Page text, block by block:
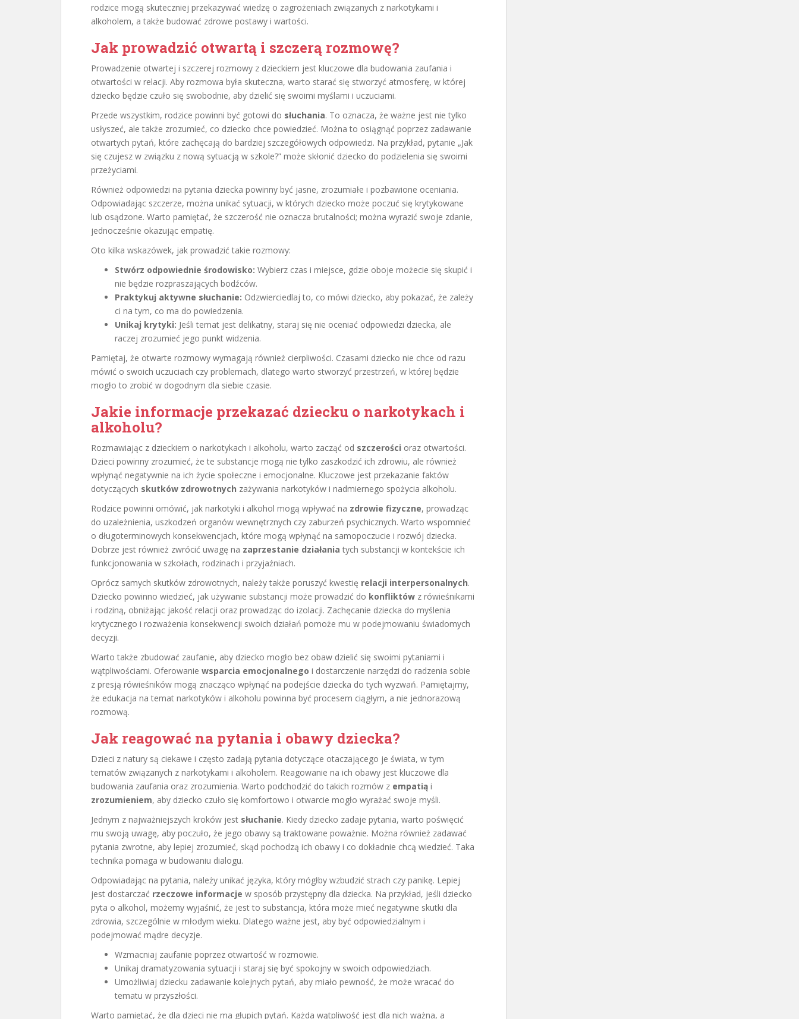
rodzice mogą skuteczniej przekazywać wiedzę o zagrożeniach związanych z narkotykami i
alkoholem, a także budować zdrowe postawy i wartości.
Jak prowadzić otwartą i szczerą rozmowę?
Prowadzenie otwartej i szczerej rozmowy z dzieckiem jest kluczowe dla budowania zaufania i
otwartości w relacji. Aby rozmowa była skuteczna, warto starać się stworzyć atmosferę, w której
dziecko będzie czuło się swobodnie, aby dzielić się swoimi myślami i uczuciami.
Przede wszystkim, rodzice powinni być gotowi do słuchania. To oznacza, że ważne jest nie tylko
usłyszeć, ale także zrozumieć, co dziecko chce powiedzieć. Można to osiągnąć poprzez zadawanie
otwartych pytań, które zachęcają do bardziej szczegółowych odpowiedzi. Na przykład, pytanie „Jak
się czujesz w związku z nową sytuacją w szkole?” może skłonić dziecko do podzielenia się swoimi
przeżyciami.
Również odpowiedzi na pytania dziecka powinny być jasne, zrozumiałe i pozbawione oceniania.
Odpowiadając szczerze, można unikać sytuacji, w których dziecko może poczuć się krytykowane
lub osądzone. Warto pamiętać, że szczerość nie oznacza brutalności; można wyrazić swoje zdanie,
jednocześnie okazując empatię.
Oto kilka wskazówek, jak prowadzić takie rozmowy:
Stwórz odpowiednie środowisko: Wybierz czas i miejsce, gdzie oboje możecie się skupić i
nie będzie rozpraszających bodźców.
Praktykuj aktywne słuchanie: Odzwierciedlaj to, co mówi dziecko, aby pokazać, że zależy
ci na tym, co ma do powiedzenia.
Unikaj krytyki: Jeśli temat jest delikatny, staraj się nie oceniać odpowiedzi dziecka, ale
raczej zrozumieć jego punkt widzenia.
Pamiętaj, że otwarte rozmowy wymagają również cierpliwości. Czasami dziecko nie chce od razu
mówić o swoich uczuciach czy problemach, dlatego warto stworzyć przestrzeń, w której będzie
mogło to zrobić w dogodnym dla siebie czasie.
Jakie informacje przekazać dziecku o narkotykach i
alkoholu?
Rozmawiając z dzieckiem o narkotykach i alkoholu, warto zacząć od szczerości oraz otwartości.
Dzieci powinny zrozumieć, że te substancje mogą nie tylko zaszkodzić ich zdrowiu, ale również
wpłynąć negatywnie na ich życie społeczne i emocjonalne. Kluczowe jest przekazanie faktów
dotyczących skutków zdrowotnych zażywania narkotyków i nadmiernego spożycia alkoholu.
Rodzice powinni omówić, jak narkotyki i alkohol mogą wpływać na zdrowie fizyczne, prowadząc
do uzależnienia, uszkodzeń organów wewnętrznych czy zaburzeń psychicznych. Warto wspomnieć
o długoterminowych konsekwencjach, które mogą wpłynąć na samopoczucie i rozwój dziecka.
Dobrze jest również zwrócić uwagę na zaprzestanie działania tych substancji w kontekście ich
funkcjonowania w szkołach, rodzinach i przyjaźniach.
Oprócz samych skutków zdrowotnych, należy także poruszyć kwestię relacji interpersonalnych.
Dziecko powinno wiedzieć, jak używanie substancji może prowadzić do konfliktów z rówieśnikami
i rodziną, obniżając jakość relacji oraz prowadząc do izolacji. Zachęcanie dziecka do myślenia
krytycznego i rozważenia konsekwencji swoich działań pomoże mu w podejmowaniu świadomych
decyzji.
Warto także zbudować zaufanie, aby dziecko mogło bez obaw dzielić się swoimi pytaniami i
wątpliwościami. Oferowanie wsparcia emocjonalnego i dostarczenie narzędzi do radzenia sobie
z presją rówieśników mogą znacząco wpłynąć na podejście dziecka do tych wyzwań. Pamiętajmy,
że edukacja na temat narkotyków i alkoholu powinna być procesem ciągłym, a nie jednorazową
rozmową.
Jak reagować na pytania i obawy dziecka?
Dzieci z natury są ciekawe i często zadają pytania dotyczące otaczającego je świata, w tym
tematów związanych z narkotykami i alkoholem. Reagowanie na ich obawy jest kluczowe dla
budowania zaufania oraz zrozumienia. Warto podchodzić do takich rozmów z empatią i
zrozumieniem, aby dziecko czuło się komfortowo i otwarcie mogło wyrażać swoje myśli.
Jednym z najważniejszych kroków jest słuchanie. Kiedy dziecko zadaje pytania, warto poświęcić
mu swoją uwagę, aby poczuło, że jego obawy są traktowane poważnie. Można również zadawać
pytania zwrotne, aby lepiej zrozumieć, skąd pochodzą ich obawy i co dokładnie chcą wiedzieć. Taka
technika pomaga w budowaniu dialogu.
Odpowiadając na pytania, należy unikać języka, który mógłby wzbudzić strach czy panikę. Lepiej
jest dostarczać rzeczowe informacje w sposób przystępny dla dziecka. Na przykład, jeśli dziecko
pyta o alkohol, możemy wyjaśnić, że jest to substancja, która może mieć negatywne skutki dla
zdrowia, szczególnie w młodym wieku. Dlatego ważne jest, aby być odpowiedzialnym i
podejmować mądre decyzje.
Wzmacniaj zaufanie poprzez otwartość w rozmowie.
Unikaj dramatyzowania sytuacji i staraj się być spokojny w swoich odpowiedziach.
Umożliwiaj dziecku zadawanie kolejnych pytań, aby miało pewność, że może wracać do
tematu w przyszłości.
Warto pamiętać, że dla dzieci nie ma głupich pytań. Każda wątpliwość jest dla nich ważna, a